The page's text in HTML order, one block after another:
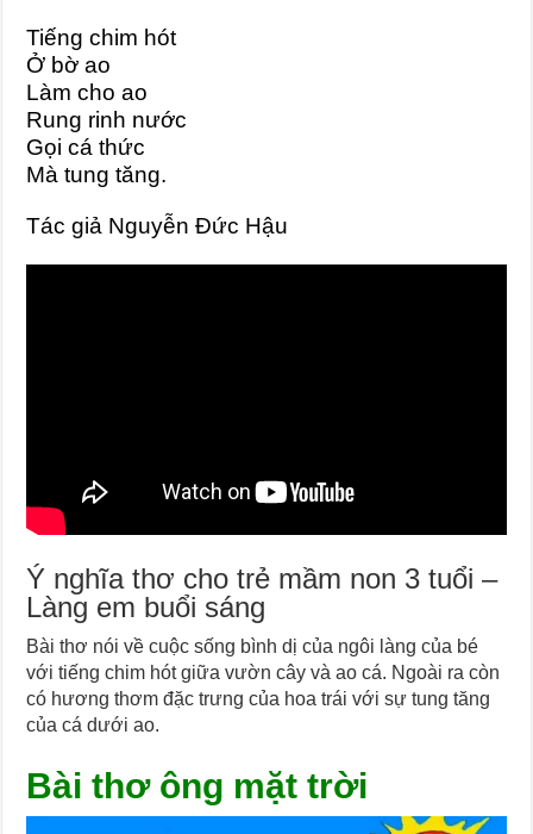
Tiếng chim hót
Ở bờ ao
Làm cho ao
Rung rinh nước
Gọi cá thức
Mà tung tăng.
Tác giả Nguyễn Đức Hậu
Ý nghĩa thơ cho trẻ mầm non 3 tuổi –
Làng em buổi sáng
Bài thơ nói về cuộc sống bình dị của ngôi làng của bé
với tiếng chim hót giữa vườn cây và ao cá. Ngoài ra còn
có hương thơm đặc trưng của hoa trái với sự tung tăng
của cá dưới ao.
Bài thơ ông mặt trời